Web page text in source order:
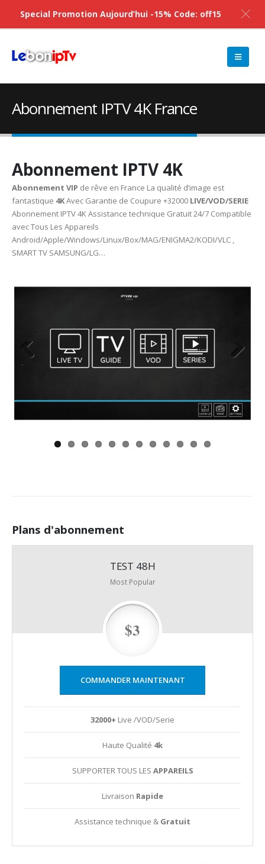
Abonnement IPTV 4K France
Abonnement IPTV 4K
Abonnement VIP de rêve en France La qualité d’image est
fantastique 4KAvec Garantie de Coupure +32000 LIVE/VOD/SERIE
Abonnement IPTV 4K Assistance technique Gratuit 24/7 Compatible
avec Tous Les Appareils
Android/Apple/Windows/Linux/Box/MAG/ENIGMA2/KODI/VLC ,
SMART TV SAMSUNG/LG…
Previous Next
Plans d'abonnement
TEST 48H
Most Popular
$3
COMMANDER MAINTENANT
32000+ Live /VOD/Serie
Haute Qualité 4k
SUPPORTER TOUS LES APPAREILS
Livraison Rapide
Assistance technique & Gratuit
Special Promotion Aujourd’hui -15% Code: off15